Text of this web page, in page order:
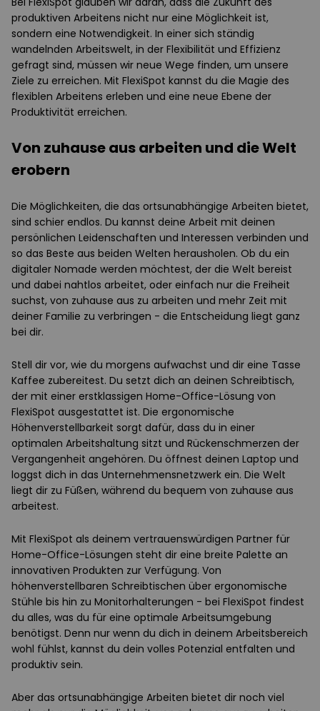
produktiven Arbeitens nicht nur eine Möglichkeit ist,
sondern eine Notwendigkeit. In einer sich ständig
wandelnden Arbeitswelt, in der Flexibilität und Effizienz
gefragt sind, müssen wir neue Wege finden, um unsere
Ziele zu erreichen. Mit FlexiSpot kannst du die Magie des
flexiblen Arbeitens erleben und eine neue Ebene der
Produktivität erreichen.
Von zuhause aus arbeiten und die Welt
erobern
Die Möglichkeiten, die das ortsunabhängige Arbeiten bietet,
sind schier endlos. Du kannst deine Arbeit mit deinen
persönlichen Leidenschaften und Interessen verbinden und
so das Beste aus beiden Welten herausholen. Ob du ein
digitaler Nomade werden möchtest, der die Welt bereist
und dabei nahtlos arbeitet, oder einfach nur die Freiheit
suchst, von zuhause aus zu arbeiten und mehr Zeit mit
deiner Familie zu verbringen - die Entscheidung liegt ganz
bei dir.
Stell dir vor, wie du morgens aufwachst und dir eine Tasse
Kaffee zubereitest. Du setzt dich an deinen Schreibtisch,
der mit einer erstklassigen Home-Office-Lösung von
FlexiSpot ausgestattet ist. Die ergonomische
Höhenverstellbarkeit sorgt dafür, dass du in einer
optimalen Arbeitshaltung sitzt und Rückenschmerzen der
Vergangenheit angehören. Du öffnest deinen Laptop und
loggst dich in das Unternehmensnetzwerk ein. Die Welt
liegt dir zu Füßen, während du bequem von zuhause aus
arbeitest.
Mit FlexiSpot als deinem vertrauenswürdigen Partner für
Home-Office-Lösungen steht dir eine breite Palette an
innovativen Produkten zur Verfügung. Von
höhenverstellbaren Schreibtischen über ergonomische
Stühle bis hin zu Monitorhalterungen - bei FlexiSpot findest
du alles, was du für eine optimale Arbeitsumgebung
benötigst. Denn nur wenn du dich in deinem Arbeitsbereich
wohl fühlst, kannst du dein volles Potenzial entfalten und
produktiv sein.
Aber das ortsunabhängige Arbeiten bietet dir noch viel